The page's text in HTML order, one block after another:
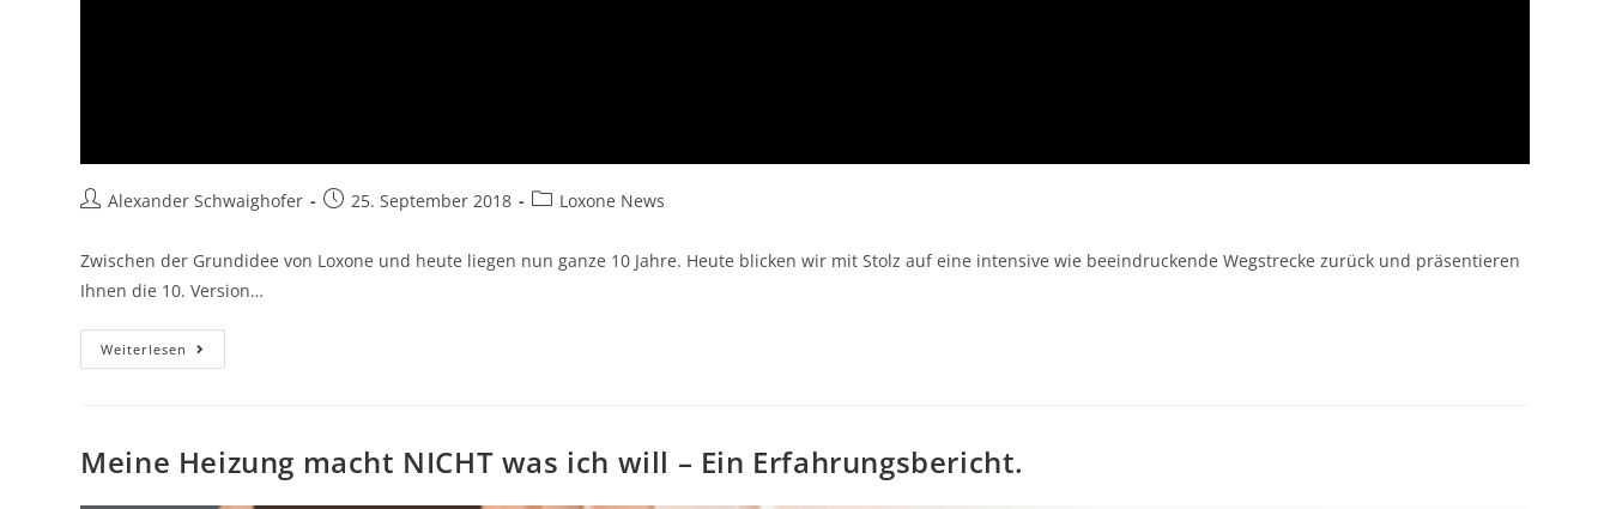
Alexander Schwaighofer 25. September 2018 Loxone News
Zwischen der Grundidee von Loxone und heute liegen nun ganze 10 Jahre. Heute blicken wir mit Stolz auf eine intensive wie beeindruckende Wegstrecke zurück und präsentieren
Ihnen die 10. Version…
Weiterlesen
Meine Heizung macht NICHT was ich will – Ein Erfahrungsbericht.